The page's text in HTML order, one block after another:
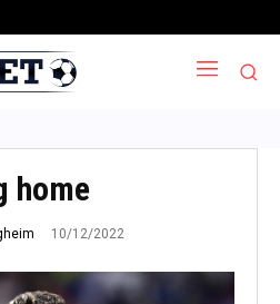
home
10/12/2022